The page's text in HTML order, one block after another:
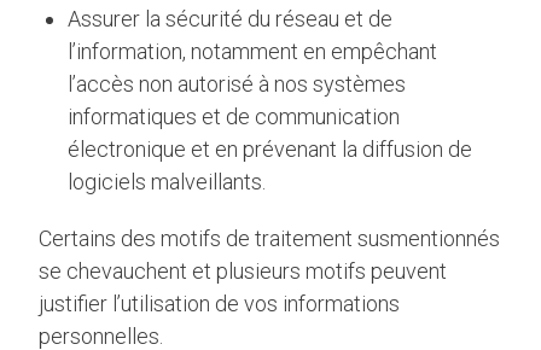
Assurer la sécurité du réseau et de
l’information, notamment en empêchant
l’accès non autorisé à nos systèmes
informatiques et de communication
électronique et en prévenant la diffusion de
logiciels malveillants.
Certains des motifs de traitement susmentionnés
se chevauchent et plusieurs motifs peuvent
justifier l’utilisation de vos informations
personnelles.